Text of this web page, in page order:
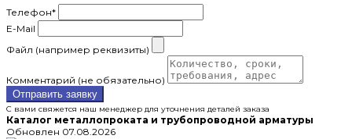
Телефон*
E-Mail
Файл (например реквизиты)
Комментарий (не обязательно)
Отправить заявку
С вами свяжется наш менеджер для уточнения деталей заказа
Каталог металлопроката и трубопроводной арматуры
Обновлен 07.08.2026